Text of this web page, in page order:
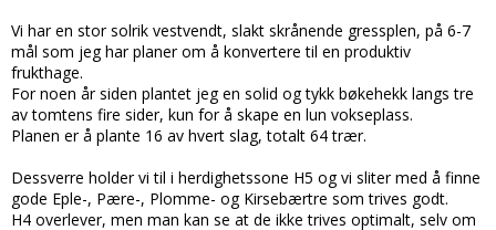
Vi har en stor solrik vestvendt, slakt skrånende gressplen, på 6-7
mål som jeg har planer om å konvertere til en produktiv
frukthage.
For noen år siden plantet jeg en solid og tykk bøkehekk langs tre
av tomtens fire sider, kun for å skape en lun vokseplass.
Planen er å plante 16 av hvert slag, totalt 64 trær.
Dessverre holder vi til i herdighetssone H5 og vi sliter med å finne
gode Eple-, Pære-, Plomme- og Kirsebærtre som trives godt.
H4 overlever, men man kan se at de ikke trives optimalt, selv om